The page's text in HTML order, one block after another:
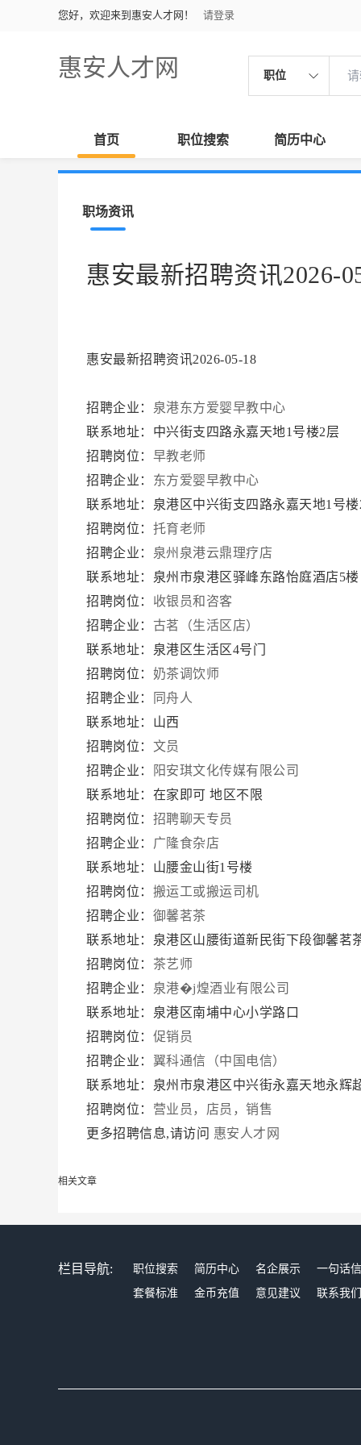
您好，欢迎来到惠安人才网！ 请登录
惠安人才网 职位
首页 职位搜索 简历中心
职场资讯
惠安最新招聘资讯2026-
惠安最新招聘资讯2026-05-18
招聘企业： 泉港东方爱婴早教中心
联系地址：中兴街支四路永嘉天地1号楼2层
招聘岗位： 早教老师
招聘企业： 东方爱婴早教中心
联系地址：泉港区中兴街支四路永嘉天地1号楼
招聘岗位： 托育老师
招聘企业： 泉州泉港云鼎理疗店
联系地址：泉州市泉港区驿峰东路怡庭酒店5楼
招聘岗位： 收银员和咨客
招聘企业： 古茗（生活区店）
联系地址：泉港区生活区4号门
招聘岗位： 奶茶调饮师
招聘企业：
同舟人
联系地址：山西
招聘岗位： 文员
招聘企业：
阳安琪文化传媒有限公司
联系地址：在家即可 地区不限
招聘岗位： 招聘聊天专员
招聘企业： 广隆食杂店
联系地址：山腰金山街1号楼
招聘岗位： 搬运工或搬运司机
招聘企业： 御馨茗茶
联系地址：泉港区山腰街道新民街下段御馨茗
招聘岗位： 茶艺师
招聘企业： 泉港�j煌酒业有限公司
联系地址：泉港区南埔中心小学路口
招聘岗位： 促销员
招聘企业： 翼科通信（中国电信）
联系地址：泉州市泉港区中兴街永嘉天地永辉
招聘岗位： 营业员，店员，销售
更多招聘信息,请访问 惠安人才网
相关文章
栏目导航: 职位搜索 简历中心 名企展示
一句话
套餐标准
金币充值 意见建议 联系我们